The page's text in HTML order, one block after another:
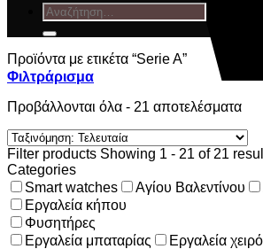
Αναζήτηση
για:
Προϊόντα με ετικέτα “Serie A”
Φιλτράρισμα
Προβάλλονται όλα - 21 αποτελέσματα
Filter products Showing 1 - 21 of 21
Categories
Smart watches
Αγίου Βαλεντίνου
Εργαλεία κήπου
Φυσητήρες
Εργαλεία μπαταρίας
Εργαλεία